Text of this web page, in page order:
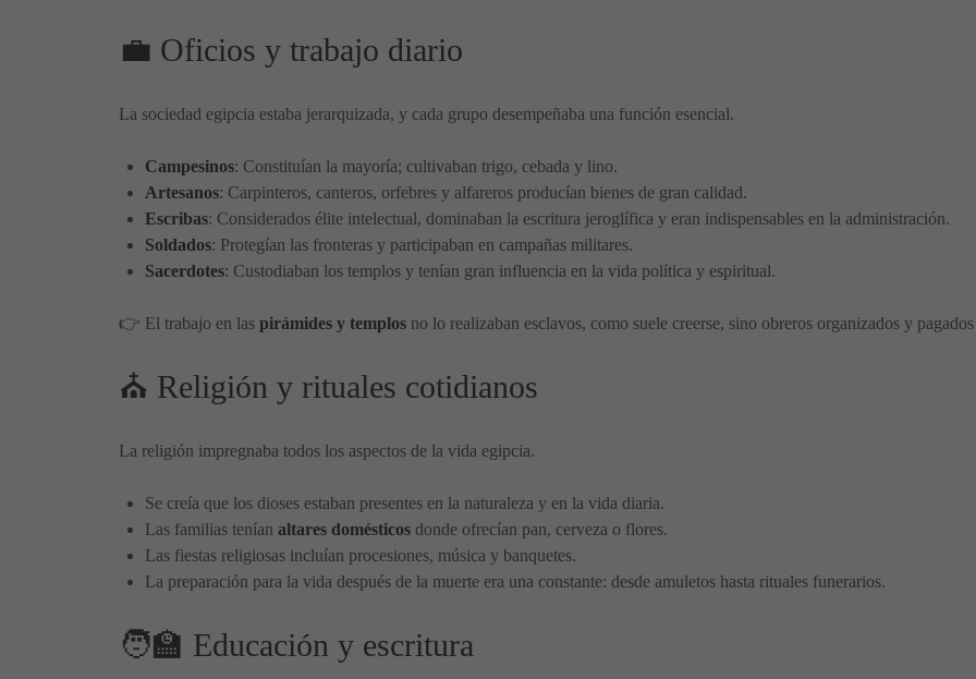
💼 Oficios y trabajo diario
La sociedad egipcia estaba jerarquizada, y cada grupo desempeñaba una función esencial.
Campesinos: Constituían la mayoría; cultivaban trigo, cebada y lino.
Artesanos: Carpinteros, canteros, orfebres y alfareros producían bienes de gran calidad.
Escribas: Considerados élite intelectual, dominaban la escritura jeroglífica y eran indispensables en la administración.
Soldados: Protegían las fronteras y participaban en campañas militares.
Sacerdotes: Custodiaban los templos y tenían gran influencia en la vida política y espiritual.
👉 El trabajo en las pirámides y templos no lo realizaban esclavos, como suele creerse, sino obreros organizados y
⛪ Religión y rituales cotidianos
La religión impregnaba todos los aspectos de la vida egipcia.
Se creía que los dioses estaban presentes en la naturaleza y en la vida diaria.
Las familias tenían altares domésticos donde ofrecían pan, cerveza o flores.
Las fiestas religiosas incluían procesiones, música y banquetes.
La preparación para la vida después de la muerte era una constante: desde amuletos hasta rituales funerarios.
🧑‍🏫 Educación y escritura